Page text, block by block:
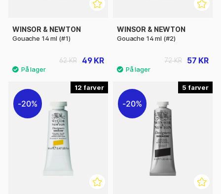
WINSOR & NEWTON
Gouache 14 ml (#1)
49 KR
62 KR
WINSOR & NEWTON
Gouache 14 ml (#2)
57 KR
72 KR
12
20%
5
20%